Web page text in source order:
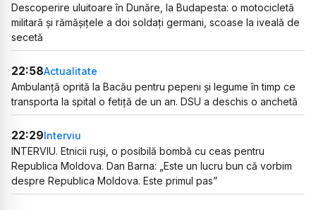
Descoperire uluitoare în Dunăre, la Budapesta: o motocicletă
militară și rămășițele a doi soldați germani, scoase la iveală de
secetă
22:58Actualitate
Ambulanță oprită la Bacău pentru pepeni și legume în timp ce
transporta la spital o fetiță de un an. DSU a deschis o anchetă
22:29Interviu
INTERVIU. Etnicii ruși, o posibilă bombă cu ceas pentru
Republica Moldova. Dan Barna: „Este un lucru bun că vorbim
despre Republica Moldova. Este primul pas”